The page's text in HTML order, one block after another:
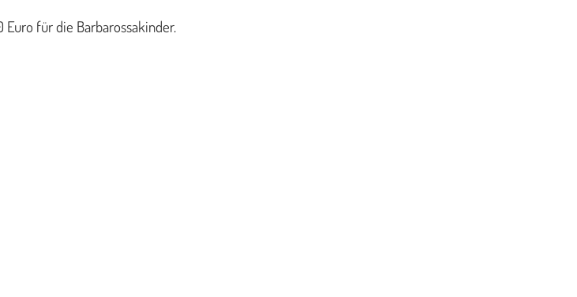
für die Barbarossakinder.